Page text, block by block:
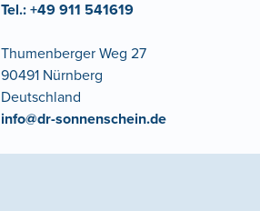
Tel.: +49 911 541619
Thumenberger Weg 27
90491 Nürnberg
Deutschland
info@dr-sonnenschein.de